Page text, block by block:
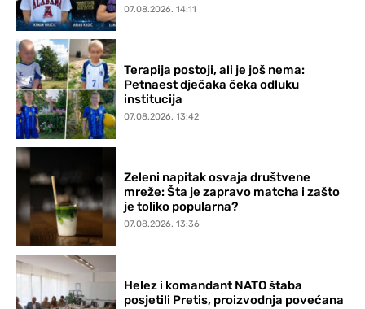
07.08.2026. 14:11
Terapija postoji, ali je još nema:
Petnaest dječaka čeka odluku
institucija
07.08.2026. 13:42
Zeleni napitak osvaja društvene
mreže: Šta je zapravo matcha i zašto
je toliko popularna?
07.08.2026. 13:36
Helez i komandant NATO štaba
posjetili Pretis, proizvodnja povećana